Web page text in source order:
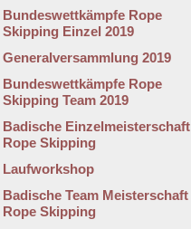
Bundeswettkämpfe Rope
Skipping Einzel 2019
Generalversammlung 2019
Bundeswettkämpfe Rope
Skipping Team 2019
Badische Einzelmeisterschaft
Rope Skipping
Laufworkshop
Badische Team Meisterschaft
Rope Skipping